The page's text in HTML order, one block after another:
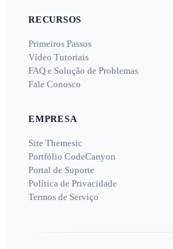
RECURSOS
Primeiros Passos
Vídeo Tutoriais
FAQ e Solução de Problemas
Fale Conosco
EMPRESA
Site Themesic
Portfólio CodeCanyon
Portal de Suporte
Política de Privacidade
Termos de Serviço